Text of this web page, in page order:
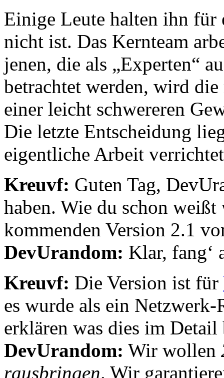
Einige Leute halten ihn für
nicht ist. Das Kernteam
jenen, die als „Experten“
betrachtet werden, wird
einer leicht schwereren
Die letzte Entscheidung
eigentliche Arbeit
Kreuvf: Guten Tag,
haben. Wie du schon
kommenden Version 2.1
DevUrandom: Klar, fang‘
Kreuvf: Die Version ist für
es wurde als ein
erklären was dies im Detail
DevUrandom: Wir wollen
rausbringen. Wir